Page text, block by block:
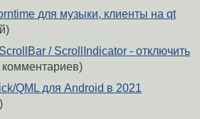
для музыки, клиенты на qt
/ ScrollIndicator - отключить
комментариев)
QML для Android в 2021